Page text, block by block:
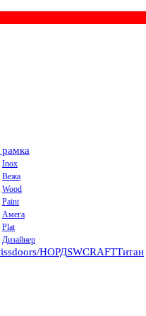
Inox
Вежа
Wood
Paint
Амега
Plat
Дизайнер
НОРДSWCRAFTТитан